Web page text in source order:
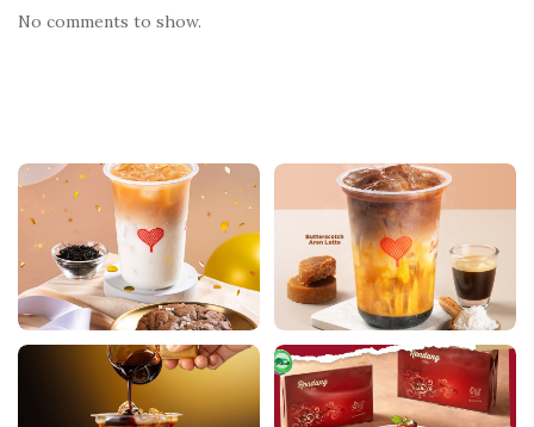
No comments to show.